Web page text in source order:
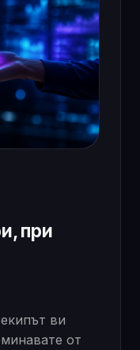
при
ви
от